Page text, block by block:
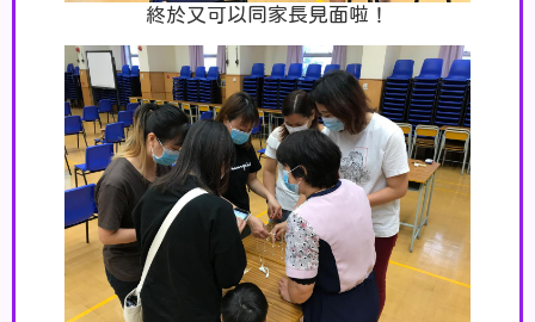
終於又可以同家長見面啦！